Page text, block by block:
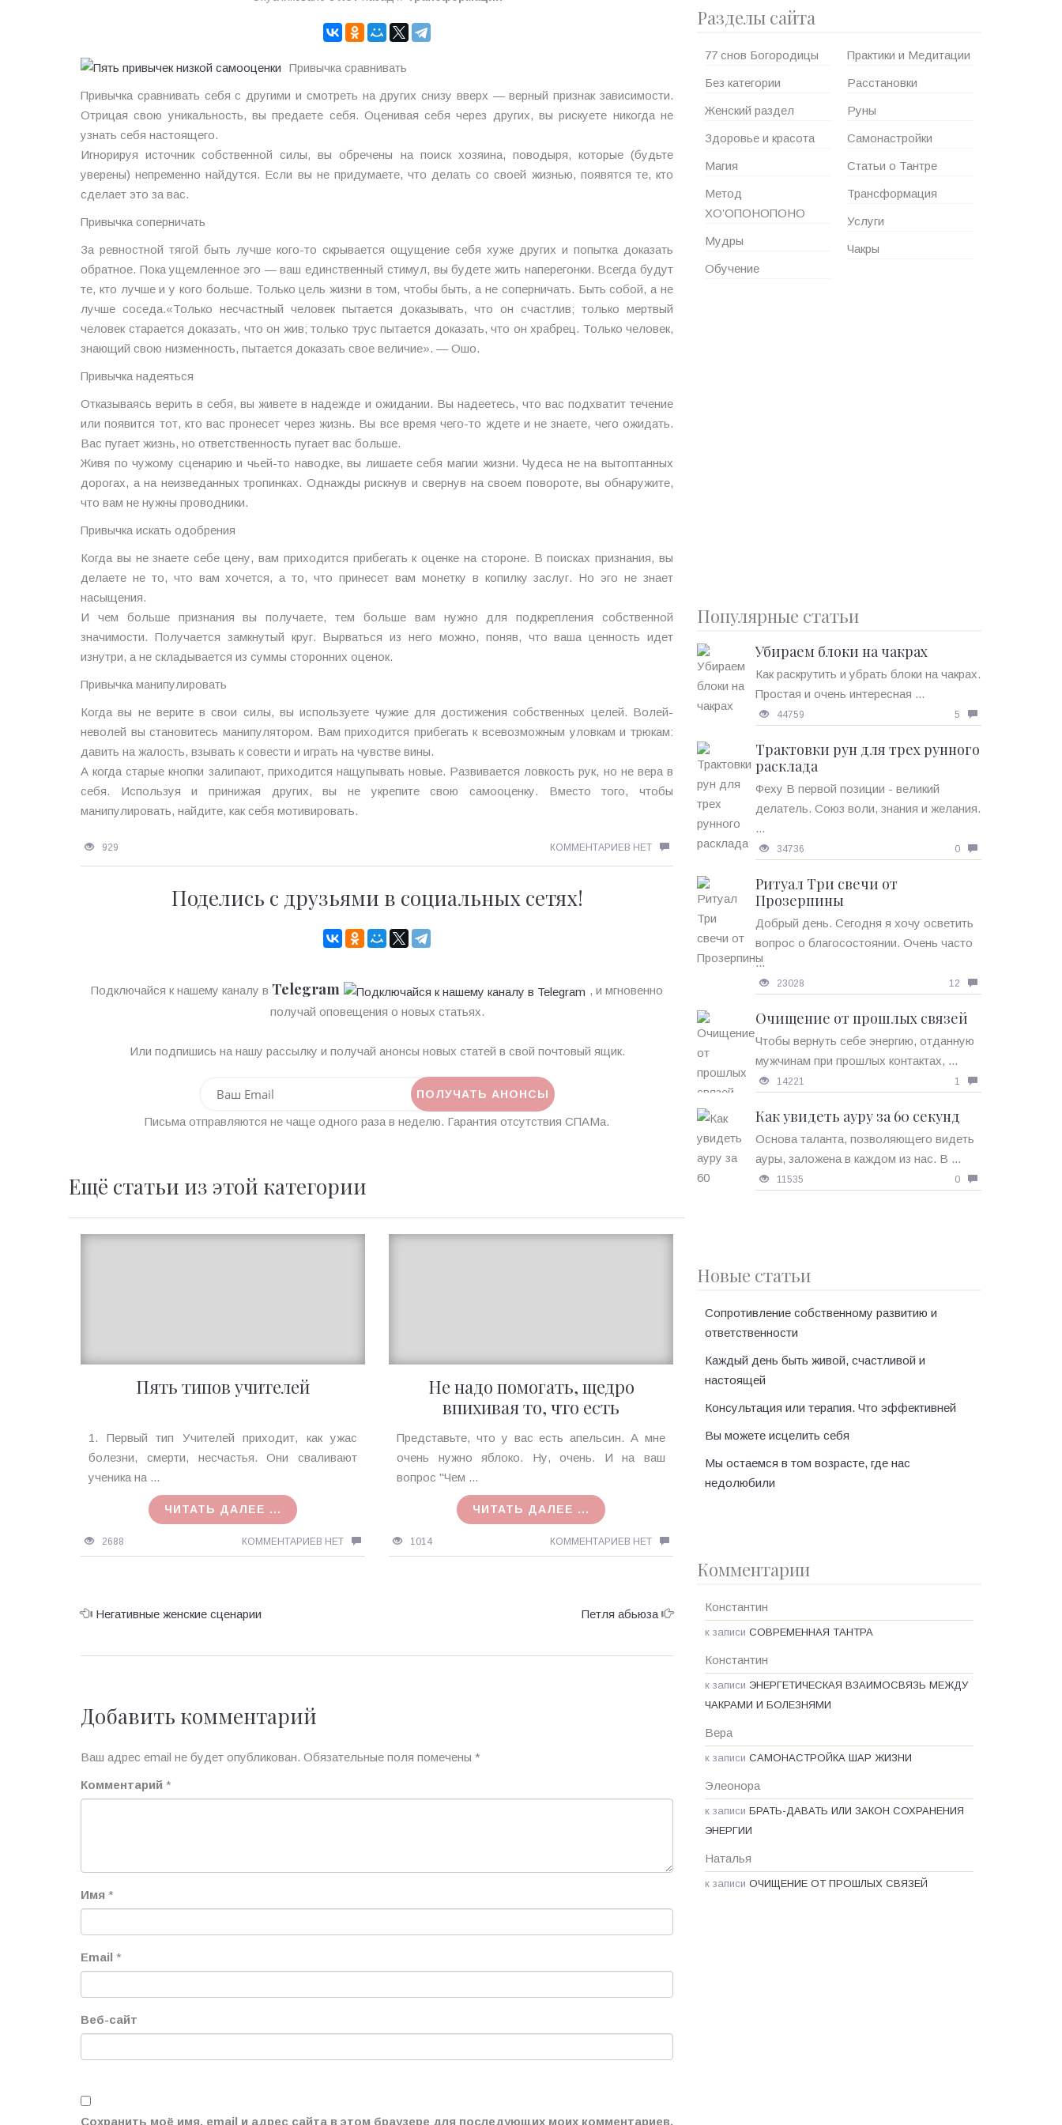
Привычка сравнивать
Привычка сравнивать себя с другими и смотреть на других снизу вверх — верный признак зависимости.
Отрицая свою уникальность, вы предаете себя. Оценивая себя через других, вы рискуете никогда не
узнать себя настоящего.
Игнорируя источник собственной силы, вы обречены на поиск хозяина, поводыря, которые (будьте
уверены) непременно найдутся. Если вы не придумаете, что делать со своей жизнью, появятся те, кто
сделает это за вас.
Привычка соперничать
За ревностной тягой быть лучше кого-то скрывается ощущение себя хуже других и попытка доказать
обратное. Пока ущемленное эго — ваш единственный стимул, вы будете жить наперегонки. Всегда будут
те, кто лучше и у кого больше. Только цель жизни в том, чтобы быть, а не соперничать. Быть собой, а не
лучше соседа.«Только несчастный человек пытается доказывать, что он счастлив; только мертвый
человек старается доказать, что он жив; только трус пытается доказать, что он храбрец. Только человек,
знающий свою низменность, пытается доказать свое величие». — Ошо.
Привычка надеяться
Отказываясь верить в себя, вы живете в надежде и ожидании. Вы надеетесь, что вас подхватит течение
или появится тот, кто вас пронесет через жизнь. Вы все время чего-то ждете и не знаете, чего ожидать.
Вас пугает жизнь, но ответственность пугает вас больше.
Живя по чужому сценарию и чьей-то наводке, вы лишаете себя магии жизни. Чудеса не на вытоптанных
дорогах, а на неизведанных тропинках. Однажды рискнув и свернув на своем повороте, вы обнаружите,
что вам не нужны проводники.
Привычка искать одобрения
Когда вы не знаете себе цену, вам приходится прибегать к оценке на стороне. В поисках признания, вы
делаете не то, что вам хочется, а то, что принесет вам монетку в копилку заслуг. Но эго не знает
насыщения.
И чем больше признания вы получаете, тем больше вам нужно для подкрепления собственной
значимости. Получается замкнутый круг. Вырваться из него можно, поняв, что ваша ценность идет
изнутри, а не складывается из суммы сторонних оценок.
Привычка манипулировать
Когда вы не верите в свои силы, вы используете чужие для достижения собственных целей. Волей-
неволей вы становитесь манипулятором. Вам приходится прибегать к всевозможным уловкам и трюкам:
давить на жалость, взывать к совести и играть на чувстве вины.
А когда старые кнопки залипают, приходится нащупывать новые. Развивается ловкость рук, но не вера в
себя. Используя и принижая других, вы не укрепите свою самооценку. Вместо того, чтобы
манипулировать, найдите, как себя мотивировать.
929 КОММЕНТАРИЕВ НЕТ
Поделись с друзьями в социальных сетях!
Подключайся к нашему каналу в Telegram
, и мгновенно
получай оповещения о новых статьях.
Или подпишись на нашу рассылку и получай анонсы новых статей в свой почтовый ящик.
Письма отправляются не чаще одного раза в неделю. Гарантия отсутствия СПАМа.
Ещё статьи из этой категории
Пять типов учителей
Ирина
MagicTantra
22.11.2016
1. Первый тип Учителей приходит, как ужас
болезни, смерти, несчастья. Они сваливают
ученика на ...
ЧИТАТЬ ДАЛЕЕ ...
2688 КОММЕНТАРИЕВ НЕТ
Не надо помогать, щедро
впихивая то, что есть
Ирина
MagicTantra
14.04.2018
Представьте, что у вас есть апельсин. А мне
очень нужно яблоко. Ну, очень. И на ваш
вопрос "Чем ...
ЧИТАТЬ ДАЛЕЕ ...
1014 КОММЕНТАРИЕВ НЕТ
Негативные женские сценарии Петля абьюза
Добавить комментарий
Ваш адрес email не будет опубликован. Обязательные поля помечены *
Комментарий *
Имя *
Email *
Веб-сайт
Сохранить моё имя, email и адрес сайта в этом браузере для последующих моих комментариев.
Разделы сайта
77 снов Богородицы
Без категории
Женский раздел
Здоровье и красота
Магия
Метод
ХО’ОПОНОПОНО
Мудры
Обучение
Практики и Медитации
Расстановки
Руны
Самонастройки
Статьи о Тантре
Трансформация
Услуги
Чакры
Популярные статьи
Убираем блоки на чакрах
Как раскрутить и убрать блоки на чакрах.
Простая и очень интересная ...
44759 5
Трактовки рун для трех рунного
расклада
Феху В первой позиции - великий
делатель. Союз воли, знания и желания.
...
34736 0
Ритуал Три свечи от
Прозерпины
Добрый день. Сегодня я хочу осветить
вопрос о благосостоянии. Очень часто
...
23028 12
Очищение от прошлых связей
Чтобы вернуть себе энергию, отданную
мужчинам при прошлых контактах, ...
14221 1
Как увидеть ауру за 60 секунд
Основа таланта, позволяющего видеть
ауры, заложена в каждом из нас. В ...
11535 0
Новые статьи
Сопротивление собственному развитию и
ответственности
Каждый день быть живой, счастливой и
настоящей
Консультация или терапия. Что эффективней
Вы можете исцелить себя
Мы остаемся в том возрасте, где нас
недолюбили
Комментарии
Константин
к записи СОВРЕМЕННАЯ ТАНТРА
Константин
к записи ЭНЕРГЕТИЧЕСКАЯ ВЗАИМОСВЯЗЬ МЕЖДУ
ЧАКРАМИ И БОЛЕЗНЯМИ
Вера
к записи САМОНАСТРОЙКА ШАР ЖИЗНИ
Элеонора
к записи БРАТЬ-ДАВАТЬ ИЛИ ЗАКОН СОХРАНЕНИЯ
ЭНЕРГИИ
Наталья
к записи ОЧИЩЕНИЕ ОТ ПРОШЛЫХ СВЯЗЕЙ